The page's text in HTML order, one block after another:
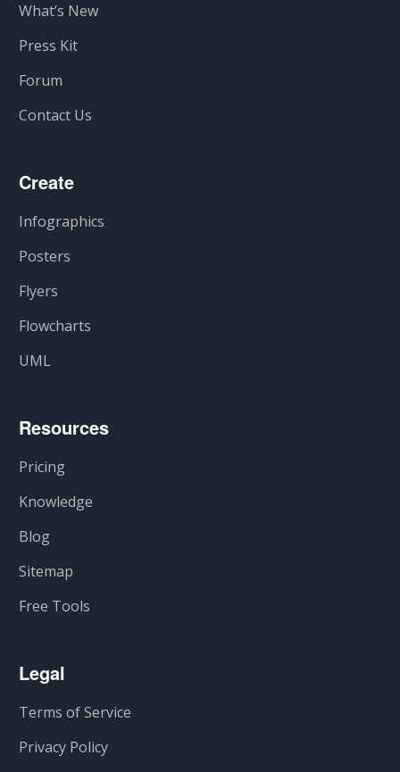
What’s New
Press Kit
Forum
Contact Us
Create
Infographics
Posters
Flyers
Flowcharts
UML
Resources
Pricing
Knowledge
Blog
Sitemap
Free Tools
Legal
Terms of Service
Privacy Policy